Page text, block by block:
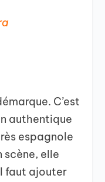
C’est
authentique
espagnole
scène, elle
faut ajouter